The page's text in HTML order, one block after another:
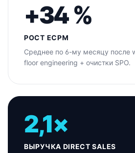
+34 %
РОСТ ECPM
Среднее по 6-му месяцу после
floor engineering + очистки SPO.
2,1×
ВЫРУЧКА DIRECT SALES